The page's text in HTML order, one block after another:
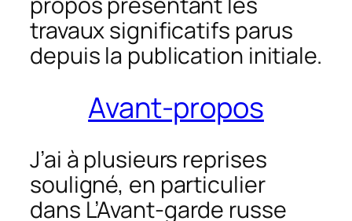
travaux significatifs parus
depuis la publication initiale.
Avant-propos
J’ai à plusieurs reprises
souligné, en particulier
dans L’Avant-garde russe